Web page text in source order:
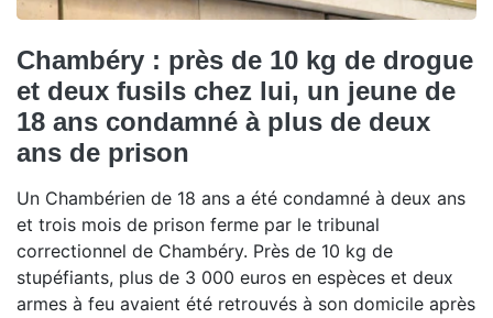
Chambéry : près de 10 kg de drogue
et deux fusils chez lui, un jeune de
18 ans condamné à plus de deux
ans de prison
Un Chambérien de 18 ans a été condamné à deux ans
et trois mois de prison ferme par le tribunal
correctionnel de Chambéry. Près de 10 kg de
stupéfiants, plus de 3 000 euros en espèces et deux
armes à feu avaient été retrouvés à son domicile après